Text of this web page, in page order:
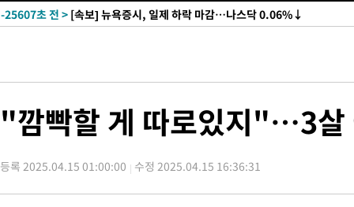
-25607초 전 > [속보] 뉴욕증시, 일제 하락 마감…나스닥 0.06%↓
-27907초 전 >[속보]트럼프, 美 원정출산 금지 행정명령 서명
"깜빡할 게 따로있지"…3살
등록 2025.04.15 01:00:00 수정 2025.04.15 16:36:31